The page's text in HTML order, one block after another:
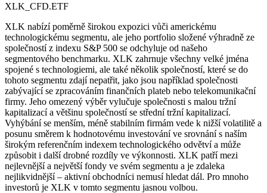
XLK_CFD.ETF
XLK nabízí poměrně širokou expozici vůči americkému
technologickému segmentu, ale jeho portfolio složené výhradně ze
společností z indexu S&P 500 se odchyluje od našeho
segmentového benchmarku. XLK zahrnuje všechny velké jména
spojené s technologiemi, ale také několik společností, které se do
tohoto segmentu zdají nepatřit, jako jsou například společnosti
zabývající se zpracováním finančních plateb nebo telekomunikační
firmy. Jeho omezený výběr vylučuje společnosti s malou tržní
kapitalizací a většinu společností se střední tržní kapitalizací.
Vyhýbání se menším, méně stabilním firmám vede k nižší volatilitě a
posunu směrem k hodnotovému investování ve srovnání s naším
širokým referenčním indexem technologického odvětví a může
způsobit i další drobné rozdíly ve výkonnosti. XLK patří mezi
nejlevnější a největší fondy ve svém segmentu a je zdaleka
nejlikvidnější – aktivní obchodníci nemusí hledat dál. Pro mnoho
investorů je XLK v tomto segmentu jasnou volbou.